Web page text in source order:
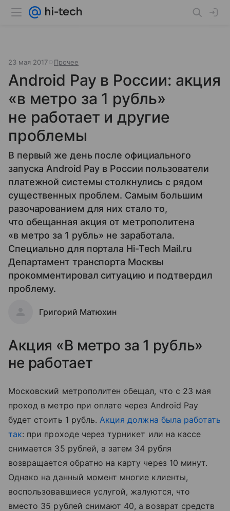
23 мая 2017 Прочее
Android Pay в России: акция
«в метро за 1 рубль»
не работает и другие
проблемы
В первый же день после официального
запуска Android Pay в России пользователи
платежной системы столкнулись с рядом
существенных проблем. Самым большим
разочарованием для них стало то,
что обещанная акция от метрополитена
«в метро за 1 рубль» не заработала.
Специально для портала Hi-Tech Mail.ru
Департамент транспорта Москвы
прокомментировал ситуацию и подтвердил
проблему.
Григорий Матюхин
Акция «В метро за 1 рубль»
не работает
Московский метрополитен обещал, что с 23 мая
проход в метро при оплате через Android Pay
будет стоить 1 рубль.Акция должна была работать
так: при проходе через турникет или на кассе
снимается 35 рублей, а затем 34 рубля
возвращается обратно на карту через 10 минут.
Однако на данный момент многие клиенты,
воспользовавшиеся услугой, жалуются, что
вместо 35 рублей снимают 40, а возврат средств